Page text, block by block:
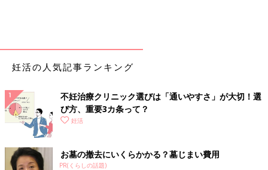
妊活の人気記事ランキング
不妊治療クリニック選びは「通いやすさ」が大切！選
び方、重要3カ条って？
妊活
お墓の撤去にいくらかかる？墓じまい費用
PR(くらしの話題)